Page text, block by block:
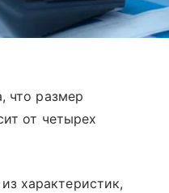
что размер
от четырех
характеристик,